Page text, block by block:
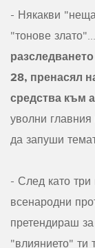
- Някакви
"тонове
28, пренасял
средства към
уволни
да запуши
- След като три
всенародни
претендираш
"влиянието" ти